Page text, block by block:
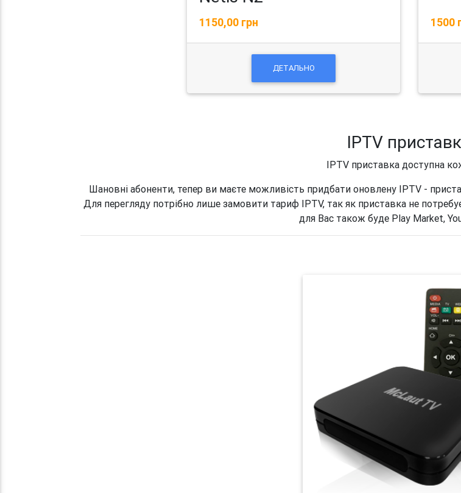
1150,00 грн
ДЕТАЛЬНО
1500
IPTV
IPTV приставка доступна
Шановні абоненти, тепер ви маєте можливість придбати оновлену IPTV -
Для перегляду потрібно лише замовити тариф IPTV, так як приставка не
для Вас також буде Play Market,